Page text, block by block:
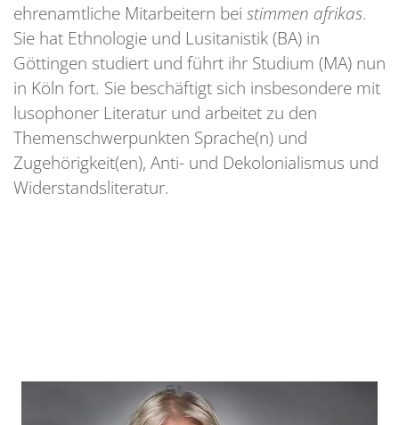
ehrenamtliche Mitarbeitern bei stimmen afrikas.
Sie hat Ethnologie und Lusitanistik (BA) in
Göttingen studiert und führt ihr Studium (MA) nun
in Köln fort. Sie beschäftigt sich insbesondere mit
lusophoner Literatur und arbeitet zu den
Themenschwerpunkten Sprache(n) und
Zugehörigkeit(en), Anti- und Dekolonialismus und
Widerstandsliteratur.